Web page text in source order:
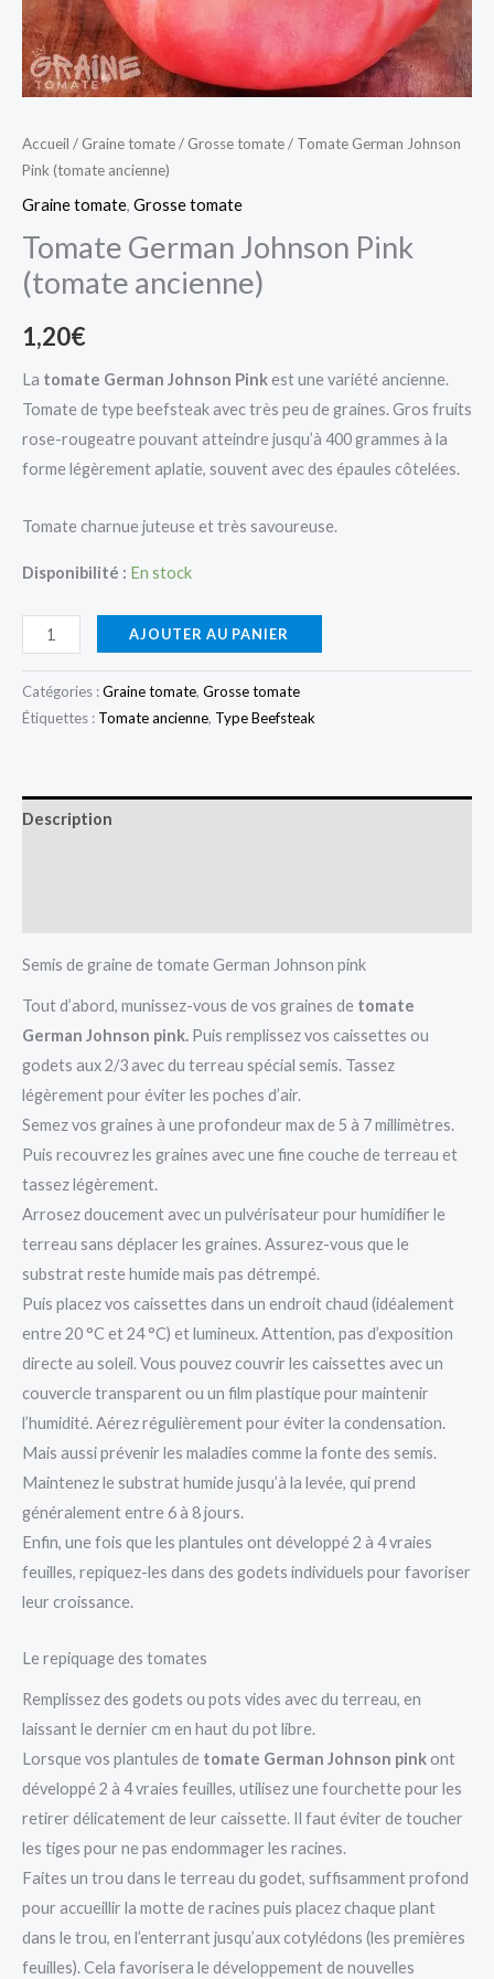
Accueil / Graine tomate/ Grosse tomate/ Tomate German Johnson
Pink (tomate ancienne)
Graine tomate, Grosse tomate
Tomate German Johnson Pink
(tomate ancienne)
1,20€
La tomate German Johnson Pinkest une variété ancienne.
Tomate de type beefsteak avec très peu de graines. Gros fruits
rose-rougeatre pouvant atteindre jusqu’à 400 grammes à la
forme légèrement aplatie, souvent avec des épaules côtelées.
Tomate charnue juteuse et très savoureuse.
Disponibilité : En stock
quantité
de
Tomate
German
AJOUTER AU PANIER
Catégories :Graine tomate, Grosse tomate
Étiquettes : Tomate ancienne, Type Beefsteak
Description
Semis de graine de tomate German Johnson pink
Tout d’abord, munissez-vous de vos graines de tomate
German Johnson pink. Puis remplissez vos caissettes ou
godets aux 2/3 avec du terreau spécial semis. Tassez
légèrement pour éviter les poches d’air.
Semez vos graines à une profondeur max de 5 à 7 millimètres.
Puis recouvrez les graines avec une fine couche de terreau et
tassez légèrement.
Arrosez doucement avec un pulvérisateur pour humidifier le
terreau sans déplacer les graines. Assurez-vous que le
substrat reste humide mais pas détrempé.
Puis placez vos caissettes dans un endroit chaud (idéalement
entre 20 °C et 24 °C) et lumineux. Attention, pas d’exposition
directe au soleil. Vous pouvez couvrir les caissettes avec un
couvercle transparent ou un film plastique pour maintenir
l’humidité. Aérez régulièrement pour éviter la condensation.
Mais aussi prévenir les maladies comme la fonte des semis.
Maintenez le substrat humide jusqu’à la levée, qui prend
généralement entre 6 à 8 jours.
Enfin, une fois que les plantules ont développé 2 à 4 vraies
feuilles, repiquez-les dans des godets individuels pour favoriser
leur croissance.
Le repiquage des tomates
Remplissez des godets ou pots vides avec du terreau, en
laissant le dernier cm en haut du pot libre.
Lorsque vos plantules de tomate German Johnson pink ont
développé 2 à 4 vraies feuilles, utilisez une fourchette pour les
retirer délicatement de leur caissette. Il faut éviter de toucher
les tiges pour ne pas endommager les racines.
Faites un trou dans le terreau du godet, suffisamment profond
pour accueillir la motte de racines puis placez chaque plant
dans le trou, en l’enterrant jusqu’aux cotylédons (les premières
feuilles). Cela favorisera le développement de nouvelles